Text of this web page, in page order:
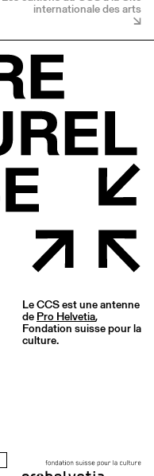
internationale des arts
Le CCS est une antenne
de Pro Helvetia,
Fondation suisse pour la
culture.